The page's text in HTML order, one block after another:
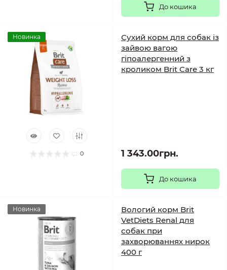
До кошика
Новинка
0
Сухий корм для собак із
зайвою вагою
гіпоалергенний з
кроликом Brit Care 3 кг
1 343.00грн.
До кошика
Новинка
Вологий корм Brit
VetDiets Renal для
собак при
захворюваннях нирок
400 г